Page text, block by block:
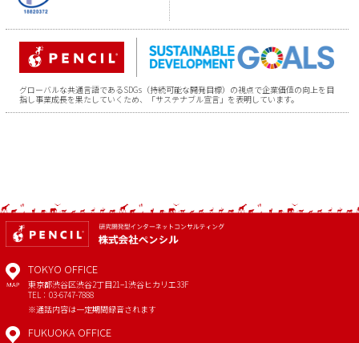
グローバルな共通言語であるSDGs（持続可能な開発目標）の視点で企業価値の向上を目
指し事業成長を果たしていくため、「サステナブル宣言」を表明しています。
MAP
TOKYO OFFICE
東京都渋谷区渋谷2丁目21−1渋谷ヒカリエ33F
TEL：03-6747-7888
※通話内容は一定期間録音されます
FUKUOKA OFFICE